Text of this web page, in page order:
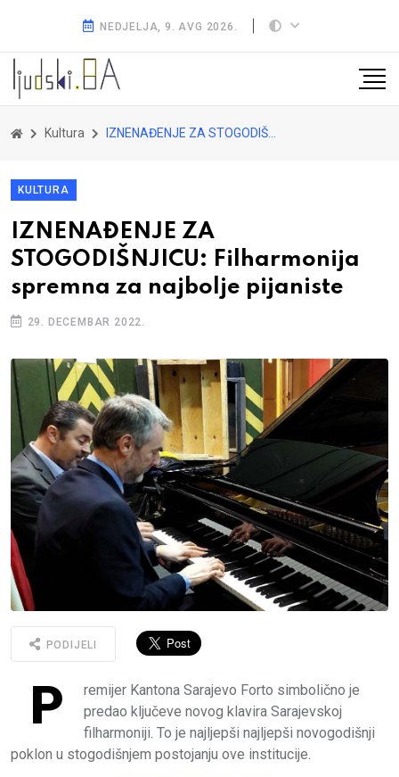
NEDJELJA, 9. AVG 2026.
Kultura IZNENAĐENJE ZA STOGODIŠNJICU: Filharmonija spremna za najbolje pijaniste
KULTURA
IZNENAĐENJE ZA
STOGODIŠNJICU: Filharmonija
spremna za najbolje pijaniste
29. DECEMBAR 2022.
PODIJELI
P
remijer Kantona Sarajevo Forto simbolično je
predao ključeve novog klavira Sarajevskoj
filharmoniji. To je najljepši najljepši novogodišnji
poklon u stogodišnjem postojanju ove institucije.